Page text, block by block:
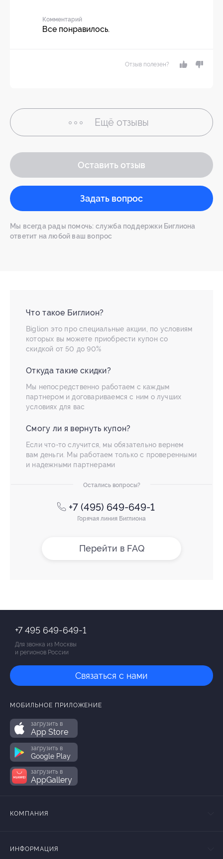
Комментарий
Все понравилось.
Отзыв полезен?
Ещё отзывы
Оставить отзыв
Задать вопрос
Мы всегда рады помочь: служба поддержки Биглиона
ответит на любой ваш вопрос
Что такое Биглион?
Biglion это про специальные акции, по условиям
которых вы можете приобрести купон со
скидкой от 50 до 90%
Откуда такие скидки?
Мы непосредственно работаем с каждым
партнером и договариваемся с ним о лучших
условиях для вас
Смогу ли я вернуть купон?
Если что-то случится, мы обязательно вернем
вам деньги. Мы работаем только с проверенными
и надежными партнерами
Остались вопросы?
+7 (495) 649-649-1
Горячая линия Биглиона
Перейти в FAQ
+7 495 649-649-1
Для звонка из Москвы
и регионов России
Связаться с нами
МОБИЛЬНОЕ ПРИЛОЖЕНИЕ
загрузить в
App Store
загрузить в
Google Play
загрузить в
AppGallery
КОМПАНИЯ
ИНФОРМАЦИЯ